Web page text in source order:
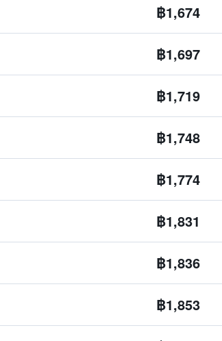
฿1,674
฿1,697
฿1,719
฿1,748
฿1,774
฿1,831
฿1,836
฿1,853